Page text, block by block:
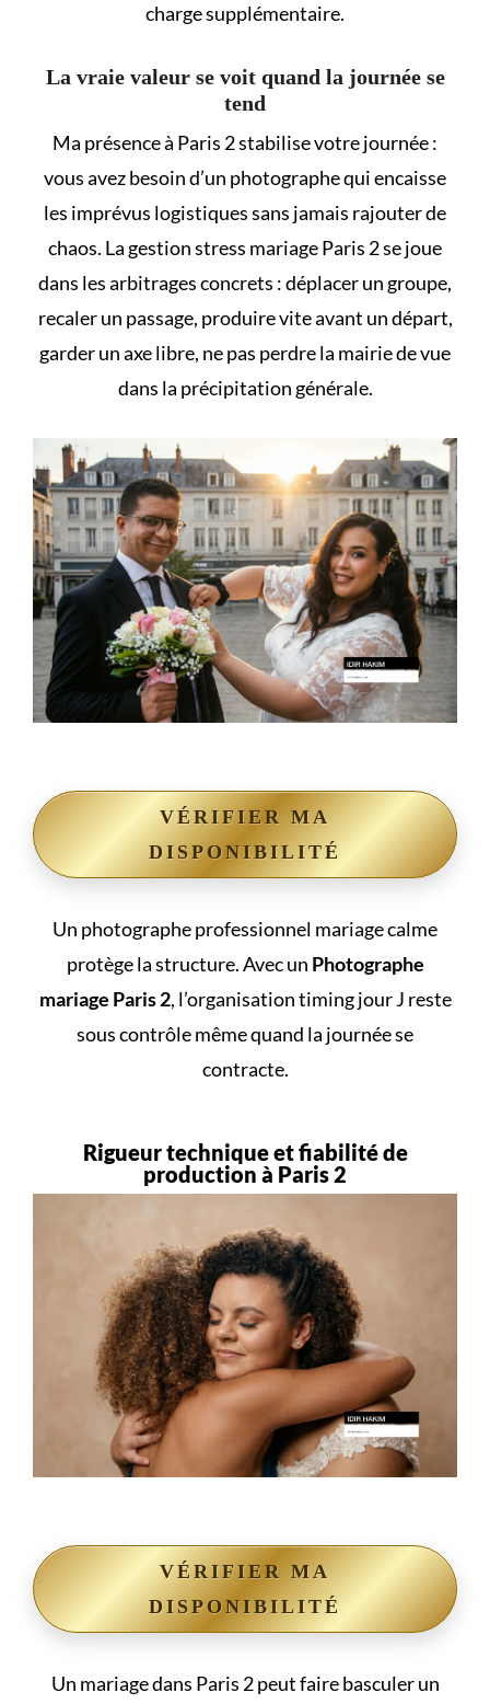
charge supplémentaire.
La vraie valeur se voit quand la journée se
tend
Ma présence à Paris 2 stabilise votre journée :
vous avez besoin d’un photographe qui encaisse
les imprévus logistiques sans jamais rajouter de
chaos. La gestion stress mariage Paris 2 se joue
dans les arbitrages concrets : déplacer un groupe,
recaler un passage, produire vite avant un départ,
garder un axe libre, ne pas perdre la mairie de vue
dans la précipitation générale.
VÉRIFIER MA
DISPONIBILITÉ
Un photographe professionnel mariage calme
protège la structure. Avec un Photographe
mariage Paris 2, l’organisation timing jour J reste
sous contrôle même quand la journée se
contracte.
Rigueur technique et fiabilité de
production à Paris 2
VÉRIFIER MA
DISPONIBILITÉ
Un mariage dans Paris 2 peut faire basculer un